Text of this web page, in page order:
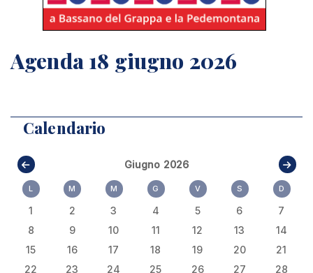
Agenda 18 giugno 2026
Calendario
Giugno 2026
L M M G V S D
1 2 3 4 5 6
7
8
9 10 11 12 13
14
15
16 17 18 19 20
21
22
23 24 25 26 27
28